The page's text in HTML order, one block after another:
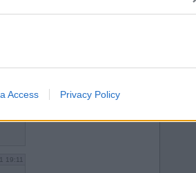
Access Privacy Policy
19:11